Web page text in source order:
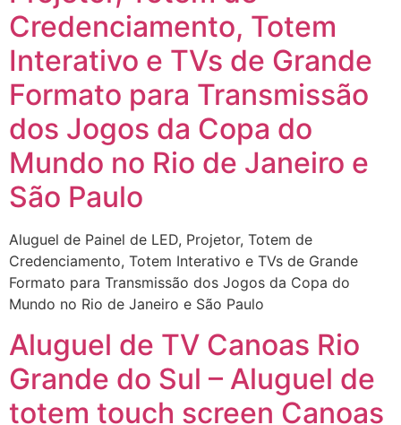
Credenciamento, Totem
Interativo e TVs de Grande
Formato para Transmissão
dos Jogos da Copa do
Mundo no Rio de Janeiro e
São Paulo
Aluguel de Painel de LED, Projetor, Totem de
Credenciamento, Totem Interativo e TVs de Grande
Formato para Transmissão dos Jogos da Copa do
Mundo no Rio de Janeiro e São Paulo
Aluguel de TV Canoas Rio
Grande do Sul – Aluguel de
totem touch screen Canoas